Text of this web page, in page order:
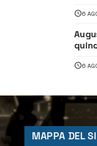
della
6
«La
6
MAPPA DEL